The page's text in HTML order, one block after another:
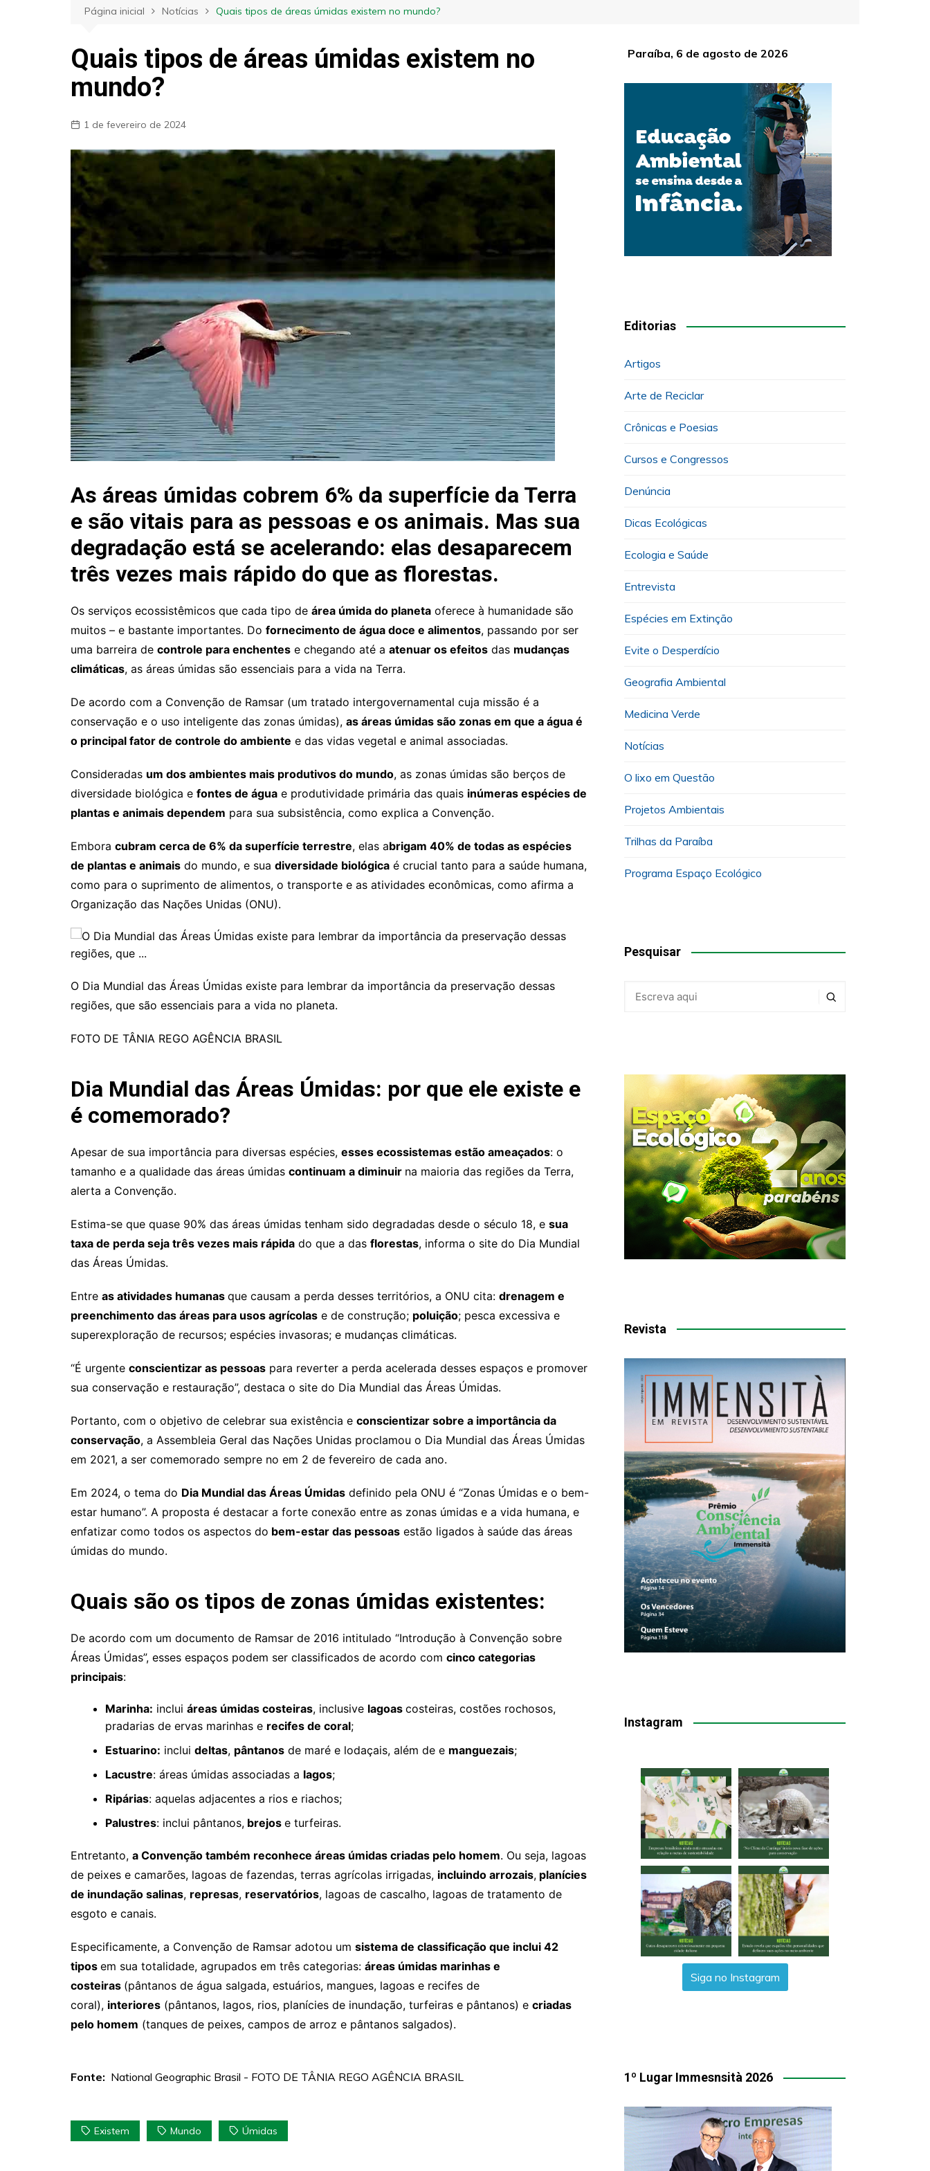
Página inicial Notícias Quais tipos de áreas úmidas existem no mundo?
Quais tipos de áreas úmidas existem no
mundo?
1 de fevereiro de 2024
As áreas úmidas cobrem 6% da superfície da Terra
e são vitais para as pessoas e os animais. Mas sua
degradação está se acelerando: elas desaparecem
três vezes mais rápido do que as florestas.
Os serviços ecossistêmicos que cada tipo de área úmida do planeta oferece à humanidade são
muitos – e bastante importantes. Do fornecimento de água doce e alimentos, passando por ser
uma barreira de controle para enchentes e chegando até a atenuar os efeitos das mudanças
climáticas, as áreas úmidas são essenciais para a vida na Terra.
De acordo com a Convenção de Ramsar (um tratado intergovernamental cuja missão é a
conservação e o uso inteligente das zonas úmidas), as áreas úmidas são zonas em que a água é
o principal fator de controle do ambiente e das vidas vegetal e animal associadas.
Consideradas um dos ambientes mais produtivos do mundo, as zonas úmidas são berços de
diversidade biológica e fontes de água e produtividade primária das quais inúmeras espécies de
plantas e animais dependem para sua subsistência, como explica a Convenção.
Embora cubram cerca de 6% da superfície terrestre, elas abrigam 40% de todas as espécies
de plantas e animais do mundo, e sua diversidade biológica é crucial tanto para a saúde humana,
como para o suprimento de alimentos, o transporte e as atividades econômicas, como afirma a
Organização das Nações Unidas (ONU).
O Dia Mundial das Áreas Úmidas existe para lembrar da importância da preservação dessas
regiões, que são essenciais para a vida no planeta.
FOTO DE TÂNIA REGO AGÊNCIA BRASIL
Dia Mundial das Áreas Úmidas: por que ele existe e
é comemorado?
Apesar de sua importância para diversas espécies, esses ecossistemas estão ameaçados: o
tamanho e a qualidade das áreas úmidas continuam a diminuir na maioria das regiões da Terra,
alerta a Convenção.
Estima-se que quase 90% das áreas úmidas tenham sido degradadas desde o século 18, e sua
taxa de perda seja três vezes mais rápida do que a das florestas, informa o site do Dia Mundial
das Áreas Úmidas.
Entre as atividades humanas que causam a perda desses territórios, a ONU cita: drenagem e
preenchimento das áreas para usos agrícolas e de construção; poluição; pesca excessiva e
superexploração de recursos; espécies invasoras; e mudanças climáticas.
“É urgente conscientizar as pessoas para reverter a perda acelerada desses espaços e promover
sua conservação e restauração”, destaca o site do Dia Mundial das Áreas Úmidas.
Portanto, com o objetivo de celebrar sua existência e conscientizar sobre a importância da
conservação, a Assembleia Geral das Nações Unidas proclamou o Dia Mundial das Áreas Úmidas
em 2021, a ser comemorado sempre no em 2 de fevereiro de cada ano.
Em 2024, o tema do Dia Mundial das Áreas Úmidas definido pela ONU é “Zonas Úmidas e o bem-
estar humano”. A proposta é destacar a forte conexão entre as zonas úmidas e a vida humana, e
enfatizar como todos os aspectos do bem-estar das pessoas estão ligados à saúde das áreas
úmidas do mundo.
Quais são os tipos de zonas úmidas existentes:
De acordo com um documento de Ramsar de 2016 intitulado “Introdução à Convenção sobre
Áreas Úmidas”, esses espaços podem ser classificados de acordo com cinco categorias
principais:
Marinha: inclui áreas úmidas costeiras, inclusive lagoas costeiras, costões rochosos,
pradarias de ervas marinhas e recifes de coral;
Estuarino: inclui deltas, pântanos de maré e lodaçais, além de e manguezais;
Lacustre: áreas úmidas associadas a lagos;
Ripárias: aquelas adjacentes a rios e riachos;
Palustres: inclui pântanos, brejos e turfeiras.
Entretanto, a Convenção também reconhece áreas úmidas criadas pelo homem. Ou seja, lagoas
de peixes e camarões, lagoas de fazendas, terras agrícolas irrigadas, incluindo arrozais, planícies
de inundação salinas, represas, reservatórios, lagoas de cascalho, lagoas de tratamento de
esgoto e canais.
Especificamente, a Convenção de Ramsar adotou um sistema de classificação que inclui 42
tipos em sua totalidade, agrupados em três categorias: áreas úmidas marinhas e
costeiras (pântanos de água salgada, estuários, mangues, lagoas e recifes de
coral), interiores (pântanos, lagos, rios, planícies de inundação, turfeiras e pântanos) e criadas
pelo homem (tanques de peixes, campos de arroz e pântanos salgados).
Fonte: National Geographic Brasil - FOTO DE TÂNIA REGO AGÊNCIA BRASIL
Existem Mundo Úmidas
Paraíba, 6 de agosto de 2026
Editorias
Artigos
Arte de Reciclar
Crônicas e Poesias
Cursos e Congressos
Denúncia
Dicas Ecológicas
Ecologia e Saúde
Entrevista
Espécies em Extinção
Evite o Desperdício
Geografia Ambiental
Medicina Verde
Notícias
O lixo em Questão
Projetos Ambientais
Trilhas da Paraíba
Programa Espaço Ecológico
Pesquisar
Revista
Instagram
Siga no Instagram
1º Lugar Immesnsità 2026